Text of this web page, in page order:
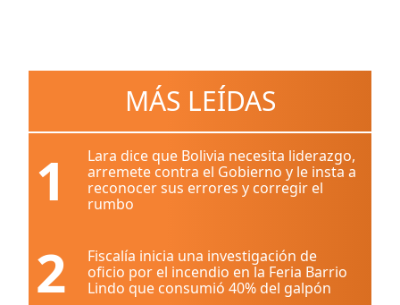
MÁS LEÍDAS
1
Lara dice que Bolivia necesita liderazgo,
arremete contra el Gobierno y le insta a
reconocer sus errores y corregir el
rumbo
2
Fiscalía inicia una investigación de
oficio por el incendio en la Feria Barrio
Lindo que consumió 40% del galpón